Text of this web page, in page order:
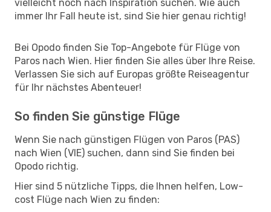
vielleicht noch nach Inspiration suchen. Wie auch
immer Ihr Fall heute ist, sind Sie hier genau richtig!
Bei Opodo finden Sie Top-Angebote für Flüge von
Paros nach Wien. Hier finden Sie alles über Ihre Reise.
Verlassen Sie sich auf Europas größte Reiseagentur
für Ihr nächstes Abenteuer!
So finden Sie günstige Flüge
Wenn Sie nach günstigen Flügen von Paros (PAS)
nach Wien (VIE) suchen, dann sind Sie finden bei
Opodo richtig.
Hier sind 5 nützliche Tipps, die Ihnen helfen, Low-
cost Flüge nach Wien zu finden: